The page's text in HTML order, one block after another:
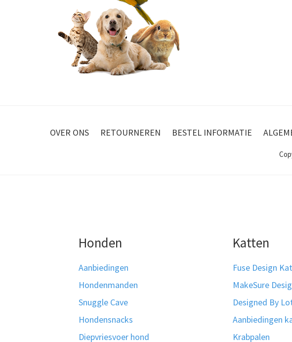
OVER ONS RETOURNEREN BESTEL INFORMATIE
Honden
Aanbiedingen
Hondenmanden
Snuggle Cave
Hondensnacks
Diepvriesvoer hond
Katten
Fuse Design
MakeSure
Designed By
Aanbiedingen
Krabpalen